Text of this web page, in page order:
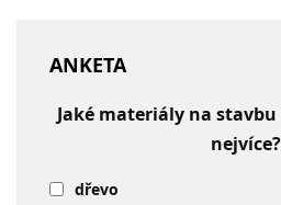
ANKETA
Jaké materiály na
nejvíce?
dřevo